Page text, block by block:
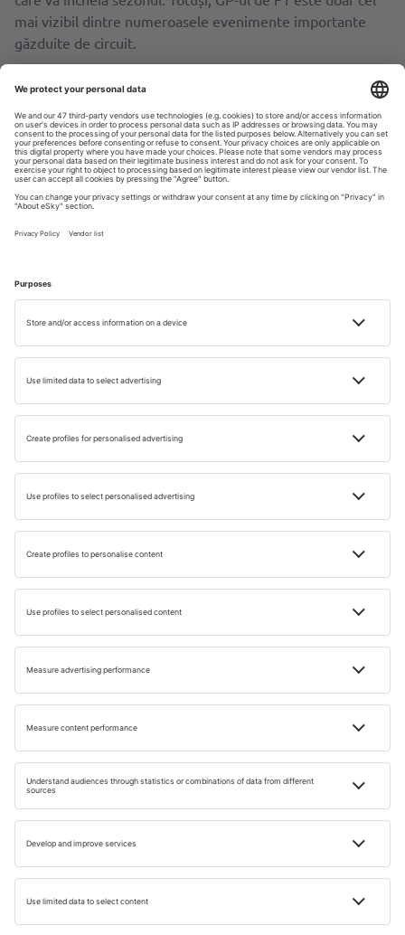
mai vizibil dintre numeroasele evenimente importante
găzduite de circuit.
În ianuarie 2026, pe 16-18 și 23-25, Yas Marina va găzdui
Championship, o competiție-cheie pentru viitorii piloți de
F3 și F2. Apoi, în weekendul 6-8 februarie 2026,
debutează Asian Le Mans Series, cu spectaculoase curse
de anduranță pentru prototipuri și mașini GT. Între
competiții, poți trăi emoția pură a circuitului urcând la
volanul unui Aston Martin de curse, în cadrul sesiunilor de
Abu Dhabi: mai mult decât te aștepți
Abu Dhabi este o destinație care te va surprinde la fiecare
Ferrari World, cu cel mai rapid roller coaster din lume, sau
poți explora universul marin de la SeaWorld Abu Dhabi.
Pentru relaxare, te așteaptă arta și arhitectura de la
Louvre Abu Dhabi sau priveliștile spectaculoase de pe
Observation Deck at 300 din Etihad Towers. Iar dacă
iubești sportul live, Abu Dhabi este locul perfect – aici
participi la evenimente pe care rar le poți vedea în altă
Articol realizat în colaborare cu Abu Dhabi.
FAQ
Când e cea mai bună perioadă pentru o vacanță
în Abu Dhabi?